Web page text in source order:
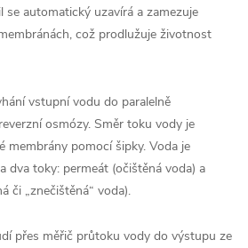
automatický uzavírá a zamezuje
což prodlužuje životnost
vstupní vodu do paralelně
osmózy. Směr toku vody je
membrány pomocí šipky. Voda je
dva toky: permeát (očištěná voda) a
či „znečištěná“ voda).
přes měřič průtoku vody do výstupu ze